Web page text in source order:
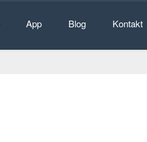
App Blog Kontakt